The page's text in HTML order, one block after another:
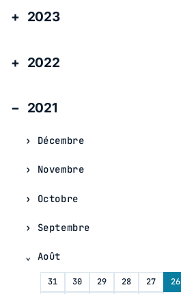
2023
2022
2021
Décembre
Novembre
Octobre
Septembre
Août
31 30 29 28 27 26